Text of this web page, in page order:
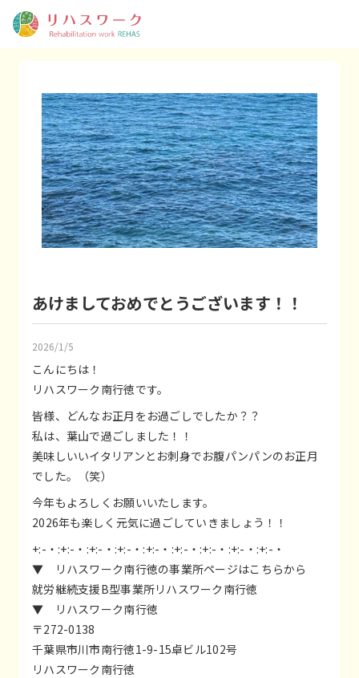
あけましておめでとうございます！！
2026/1/5
こんにちは！
リハスワーク南行徳です。
皆様、どんなお正月をお過ごしでしたか？？
私は、葉山で過ごしました！！
美味しいいイタリアンとお刺身でお腹パンパンのお正月
でした。（笑）
今年もよろしくお願いいたします。
2026年も楽しく元気に過ごしていきましょう！！
+:-・:+:-・:+:-・:+:-・:+:-・:+:-・:+:-・:+:-・:+:-・
▼ リハスワーク南行徳の事業所ページはこちらから
就労継続支援B型事業所リハスワーク南行徳
▼ リハスワーク南行徳
〒272-0138
千葉県市川市南行徳1-9-15卓ビル102号
リハスワーク南行徳